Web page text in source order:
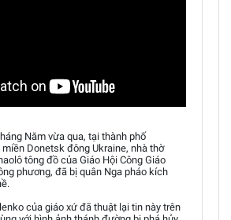
Năm vừa qua, tại thành phố
Donetsk đông Ukraine, nhà thờ
tông đồ của Giáo Hội Công Giáo
phương, đã bị quân Nga pháo kích
của giáo xứ đã thuật lại tin này trên